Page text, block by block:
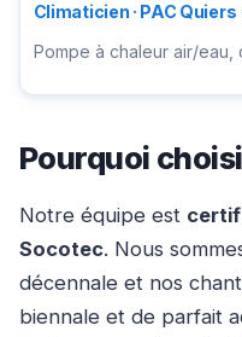
Climaticien · PAC
Pompe à chaleur air/eau,
Pourquoi
Notre équipe est
Socotec. Nous
décennale et nos
biennale et de parfait